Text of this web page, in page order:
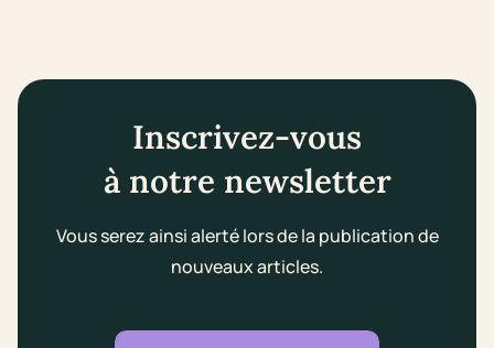
Inscrivez-vous
à notre newsletter
Vous serez ainsi alerté lors de la publication de
nouveaux articles.